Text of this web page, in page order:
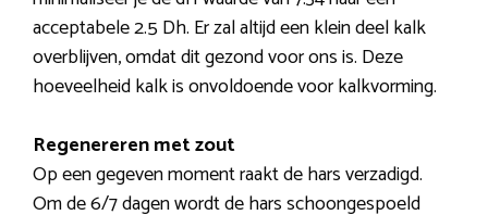
acceptabele 2.5 Dh. Er zal altijd een klein deel kalk
overblijven, omdat dit gezond voor ons is. Deze
hoeveelheid kalk is onvoldoende voor kalkvorming.
Regenereren met zout
Op een gegeven moment raakt de hars verzadigd.
Om de 6/7 dagen wordt de hars schoongespoeld